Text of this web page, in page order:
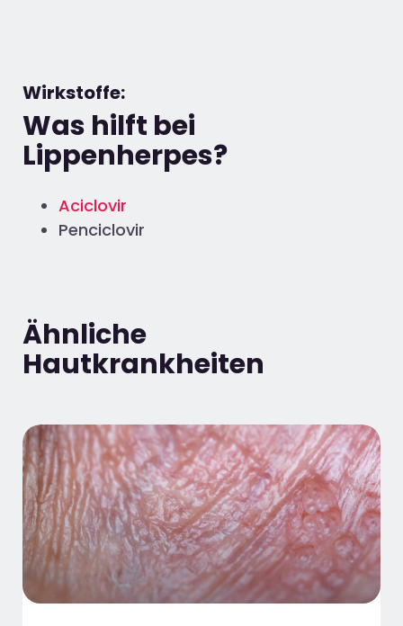
Wirkstoffe:
Was hilft bei
Lippenherpes?
Aciclovir
Penciclovir
Ähnliche
Hautkrankheiten